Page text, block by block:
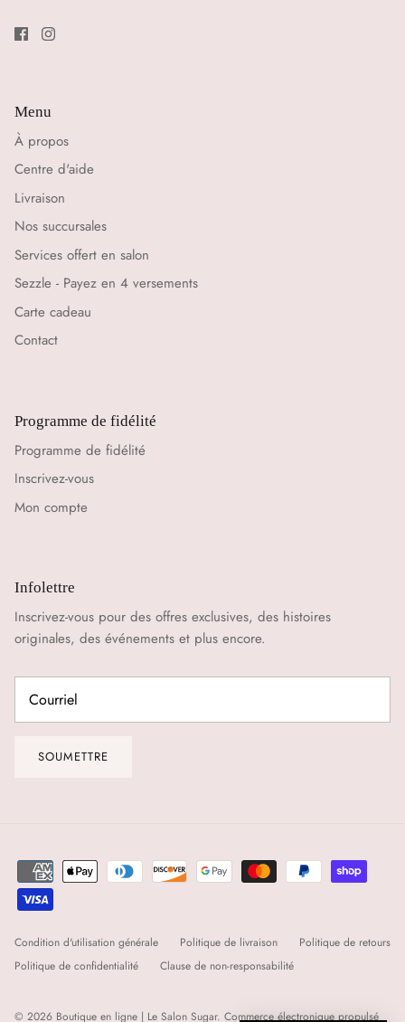
Menu
À propos
Centre d'aide
Livraison
Nos succursales
Services offert en salon
Sezzle - Payez en 4 versements
Carte cadeau
Contact
Programme de fidélité
Programme de fidélité
Inscrivez-vous
Mon compte
Infolettre
Inscrivez-vous pour des offres exclusives, des histoires
originales, des événements et plus encore.
SOUMETTRE
Condition d'utilisation générale Politique de livraison
Politique de retours
Politique de confidentialité
Clause de non-responsabilité
© 2026 Boutique en ligne | Le Salon Sugar. Commerce électronique propulsé